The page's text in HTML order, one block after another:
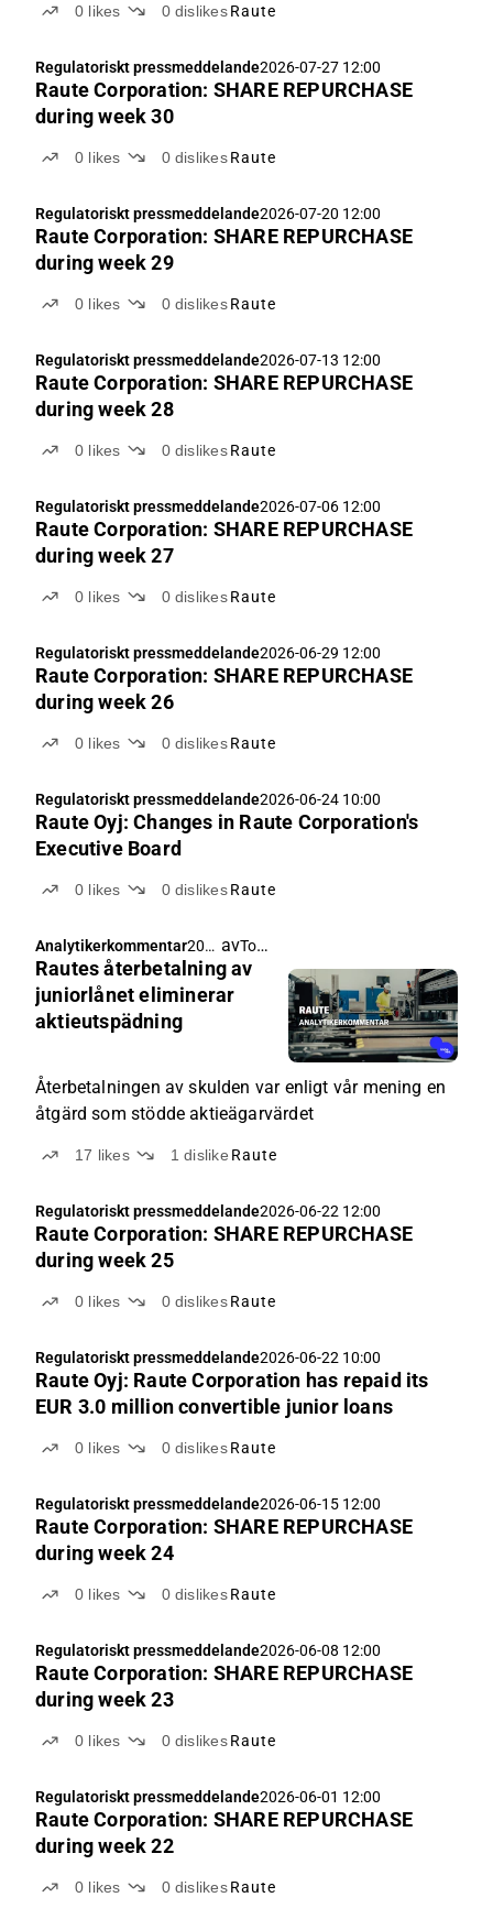
0 likes 0 dislikes Raute
Regulatoriskt pressmeddelande2026-07-27 12:00
Raute Corporation: SHARE REPURCHASE
during week 30
0 likes 0 dislikes Raute
Regulatoriskt pressmeddelande2026-07-20 12:00
Raute Corporation: SHARE REPURCHASE
during week 29
0 likes 0 dislikes Raute
Regulatoriskt pressmeddelande2026-07-13 12:00
Raute Corporation: SHARE REPURCHASE
during week 28
0 likes 0 dislikes Raute
Regulatoriskt pressmeddelande2026-07-06 12:00
Raute Corporation: SHARE REPURCHASE
during week 27
0 likes 0 dislikes Raute
Regulatoriskt pressmeddelande2026-06-29 12:00
Raute Corporation: SHARE REPURCHASE
during week 26
0 likes 0 dislikes Raute
Regulatoriskt pressmeddelande2026-06-24 10:00
Raute Oyj: Changes in Raute Corporation's
Executive Board
0 likes 0 dislikes Raute
Analytikerkommentar202
6-
06-
av Tommi Saarinen
Rautes återbetalning av
juniorlånet eliminerar
aktieutspädning
Återbetalningen av skulden var enligt vår mening en
åtgärd som stödde aktieägarvärdet
17 likes 1dislike Raute
Regulatoriskt pressmeddelande2026-06-22 12:00
Raute Corporation: SHARE REPURCHASE
during week 25
0 likes 0 dislikes Raute
Regulatoriskt pressmeddelande2026-06-22 10:00
Raute Oyj: Raute Corporation has repaid its
EUR 3.0 million convertible junior loans
0 likes 0 dislikes Raute
Regulatoriskt pressmeddelande2026-06-15 12:00
Raute Corporation: SHARE REPURCHASE
during week 24
0 likes 0 dislikes Raute
Regulatoriskt pressmeddelande2026-06-08 12:00
Raute Corporation: SHARE REPURCHASE
during week 23
0 likes 0 dislikes Raute
Regulatoriskt pressmeddelande2026-06-01 12:00
Raute Corporation: SHARE REPURCHASE
during week 22
0 likes 0 dislikes Raute